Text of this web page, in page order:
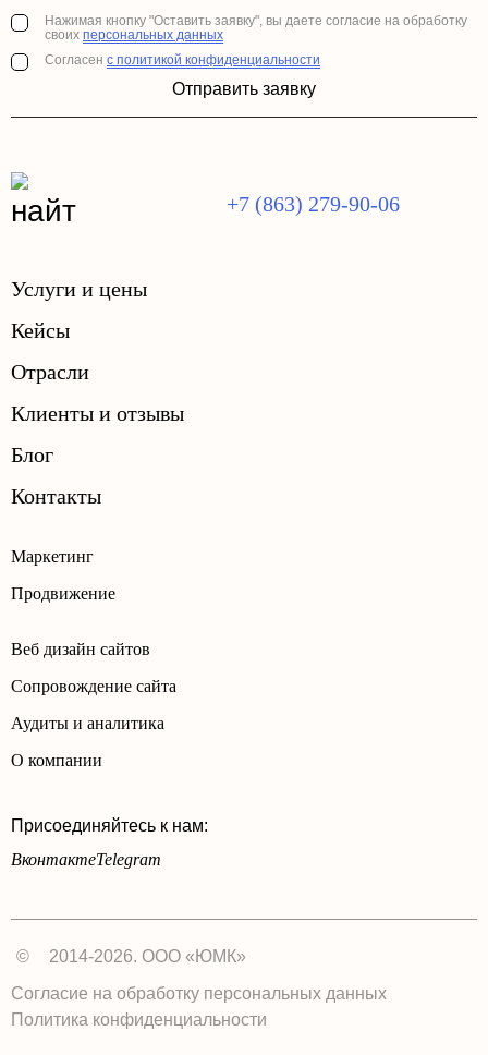
Нажимая кнопку "Оставить заявку", вы даете согласие на обработку
своих персональных данных
Согласен с политикой конфиденциальности
Отправить заявку
+7 (863) 279-90-06
Маркетинг
Продвижение
Веб дизайн сайтов
Сопровождение сайта
Аудиты и аналитика
О компании
Присоединяйтесь к нам:
ВконтактеTelegram
Услуги и цены
Кейсы
Отрасли
Клиенты и отзывы
Блог
Контакты
©
2014-2026. ООО «ЮМК»
Согласие на обработку персональных данных
Политика конфиденциальности